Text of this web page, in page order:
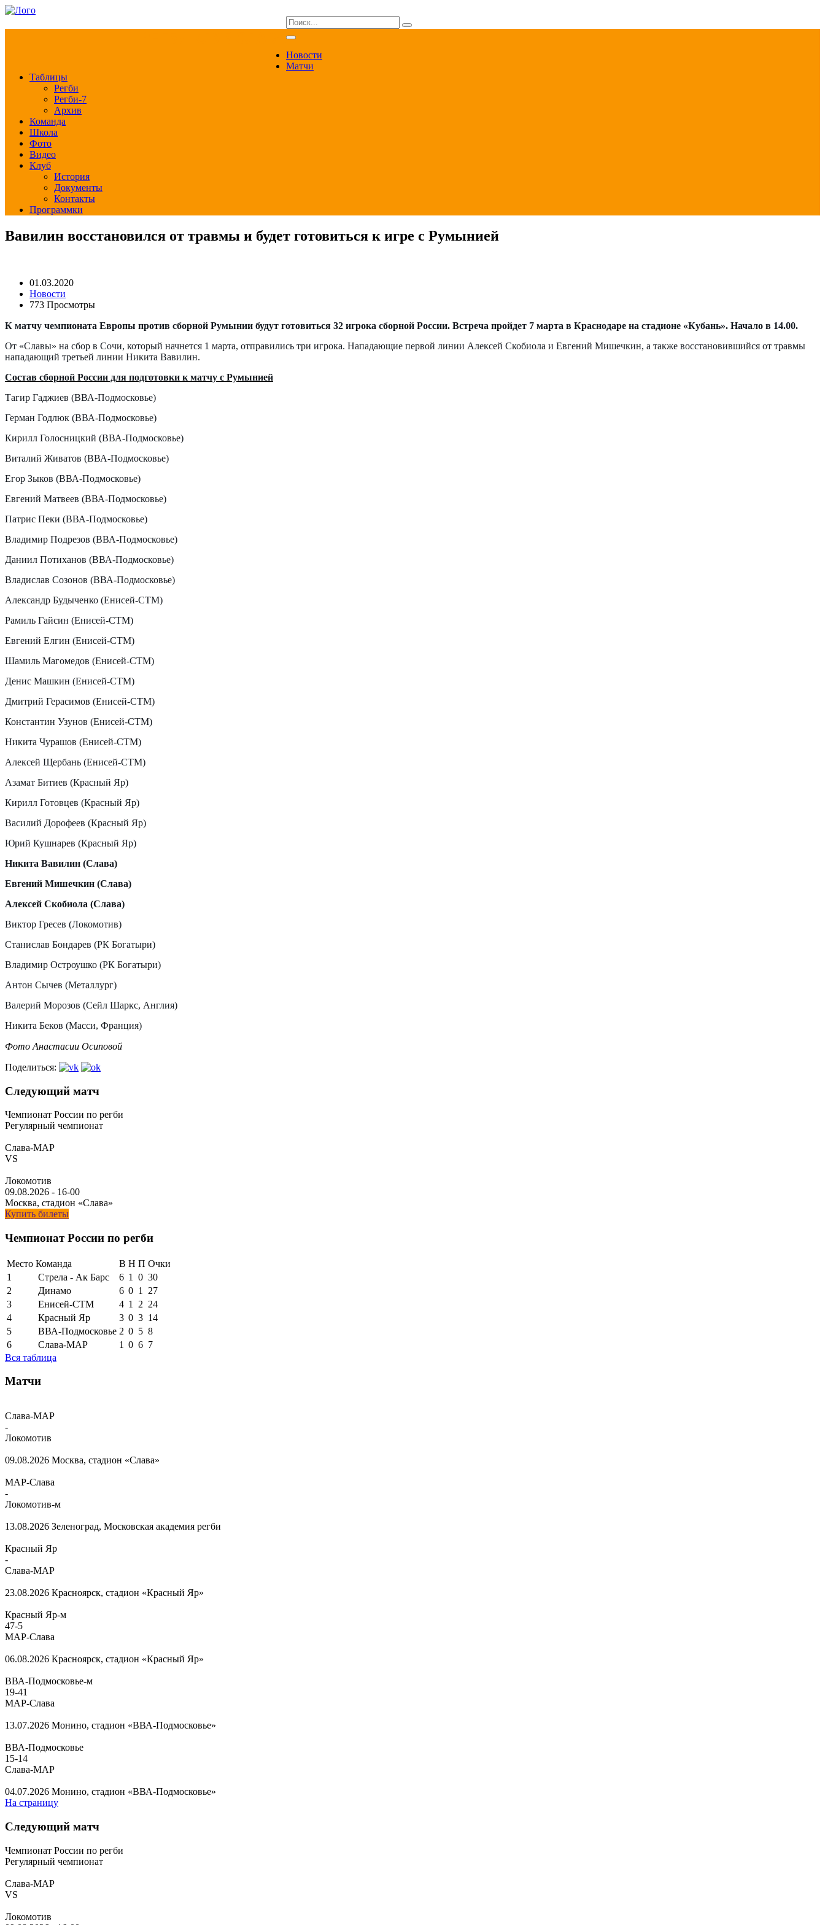
Новости
Матчи
Таблицы
Регби
Регби-7
Архив
Команда
Школа
Фото
Видео
Клуб
История
Документы
Контакты
Программки
Вавилин восстановился от травмы и будет готовиться к игре с Румынией
01.03.2020
Новости
773 Просмотры
К матчу чемпионата Европы против сборной Румынии будут готовиться 32 игрока сборной России. Встреча пройдет 7 марта в Краснодаре на стадионе «Кубань». Начало в 14.00.
От «Славы» на сбор в Сочи, который начнется 1 марта, отправились три игрока. Нападающие первой линии Алексей Скобиола и Евгений Мишечкин, а также восстановившийся от травмы
нападающий третьей линии Никита Вавилин.
Состав сборной России для подготовки к матчу с Румынией
Тагир Гаджиев (ВВА-Подмосковье)
Герман Годлюк (ВВА-Подмосковье)
Кирилл Голосницкий (ВВА-Подмосковье)
Виталий Живатов (ВВА-Подмосковье)
Егор Зыков (ВВА-Подмосковье)
Евгений Матвеев (ВВА-Подмосковье)
Патрис Пеки (ВВА-Подмосковье)
Владимир Подрезов (ВВА-Подмосковье)
Даниил Потиханов (ВВА-Подмосковье)
Владислав Созонов (ВВА-Подмосковье)
Александр Будыченко (Енисей-СТМ)
Рамиль Гайсин (Енисей-СТМ)
Евгений Елгин (Енисей-СТМ)
Шамиль Магомедов (Енисей-СТМ)
Денис Машкин (Енисей-СТМ)
Дмитрий Герасимов (Енисей-СТМ)
Константин Узунов (Енисей-СТМ)
Никита Чурашов (Енисей-СТМ)
Алексей Щербань (Енисей-СТМ)
Азамат Битиев (Красный Яр)
Кирилл Готовцев (Красный Яр)
Василий Дорофеев (Красный Яр)
Юрий Кушнарев (Красный Яр)
Никита Вавилин (Слава)
Евгений Мишечкин (Слава)
Алексей Скобиола (Слава)
Виктор Гресев (Локомотив)
Станислав Бондарев (РК Богатыри)
Владимир Остроушко (РК Богатыри)
Антон Сычев (Металлург)
Валерий Морозов (Сейл Шаркс, Англия)
Никита Беков (Масси, Франция)
Фото Анастасии Осиповой
Поделиться:
Следующий матч
Чемпионат России по регби
Регулярный чемпионат
Слава-МАР
VS
Локомотив
09.08.2026 - 16-00
Москва, стадион «Слава»
Купить билеты
Чемпионат России по регби
Место Команда В Н П Очки
1
Стрела - Ак Барс 6 1 0 30
2
Динамо 6 0 1
27
3
Енисей-СТМ 4 1 2 24
4
Красный Яр 3 0 3 14
5
ВВА-Подмосковье 2 0 5 8
6
Слава-МАР 1 0 6 7
Вся таблица
Матчи
Слава-МАР
-
Локомотив
09.08.2026 Москва, стадион «Слава»
МАР-Слава
-
Локомотив-м
13.08.2026 Зеленоград, Московская академия регби
Красный Яр
-
Слава-МАР
23.08.2026 Красноярск, стадион «Красный Яр»
Красный Яр-м
47-5
МАР-Слава
06.08.2026 Красноярск, стадион «Красный Яр»
ВВА-Подмосковье-м
19-41
МАР-Слава
13.07.2026 Монино, стадион «ВВА-Подмосковье»
ВВА-Подмосковье
15-14
Слава-МАР
04.07.2026 Монино, стадион «ВВА-Подмосковье»
На страницу
Следующий матч
Чемпионат России по регби
Регулярный чемпионат
Слава-МАР
VS
Локомотив